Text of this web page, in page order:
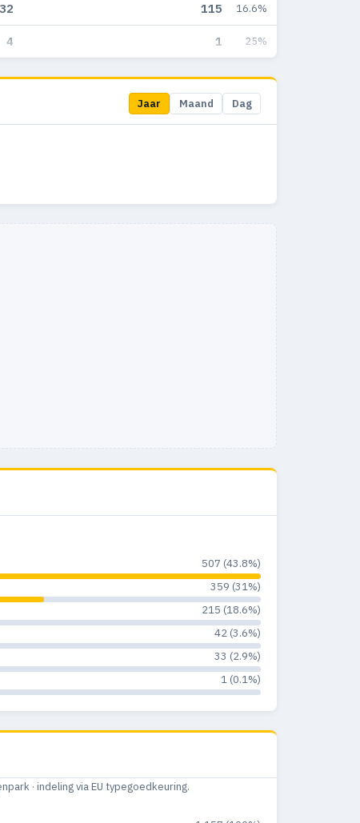
32 115 16.6%
4 1 25%
Jaar Maand Dag
507 (43.8%)
359 (31%)
215 (18.6%)
42 (3.6%)
33 (2.9%)
1 (0.1%)
· indeling via EU typegoedkeuring.